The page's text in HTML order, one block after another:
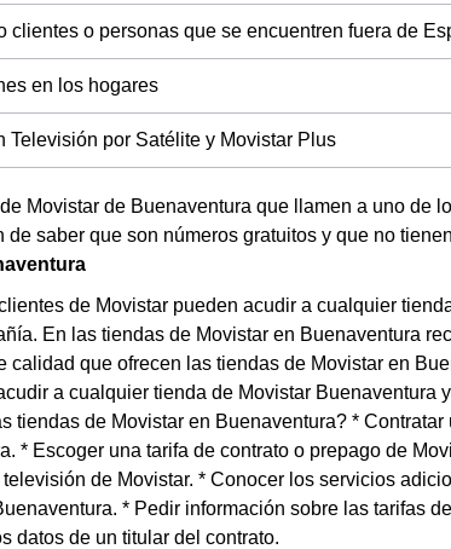
clientes o personas que se encuentren fuera de
en los hogares
Televisión por Satélite y Movistar Plus
Movistar de Buenaventura que llamen a uno de
saber que son números gratuitos y que no
de Movistar pueden acudir a cualquier
En las tiendas de Movistar en Buenaventura
calidad que ofrecen las tiendas de Movistar en
a cualquier tienda de Movistar Buenaventura
tiendas de Movistar en Buenaventura? *
* Escoger una tarifa de contrato o prepago de
de Movistar. * Conocer los servicios
* Pedir información sobre las tarifas
datos de un titular del contrato.